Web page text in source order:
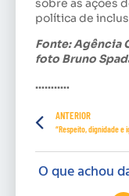
sobre as ações
política de
Fonte: Agência
foto Bruno
………..
ANTERIOR
O que achou